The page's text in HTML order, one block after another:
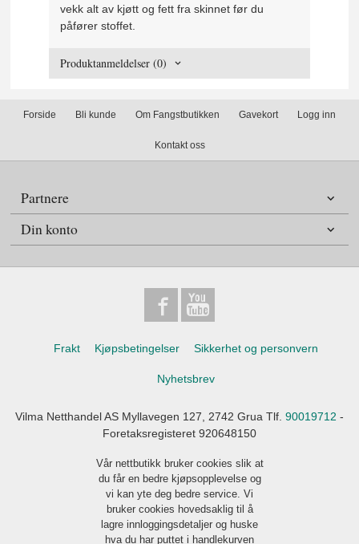
vekk alt av kjøtt og fett fra skinnet før du
påfører stoffet.
Produktanmeldelser (0)
Forside Bli kunde Om Fangstbutikken Gavekort Logg inn
Kontakt oss
Partnere
Din konto
Frakt Kjøpsbetingelser Sikkerhet og personvern
Nyhetsbrev
Vilma Netthandel AS Myllavegen 127, 2742 Grua Tlf. 90019712 -
Foretaksregisteret 920648150
Vår nettbutikk bruker cookies slik at
du får en bedre kjøpsopplevelse og
vi kan yte deg bedre service. Vi
bruker cookies hovedsaklig til å
lagre innloggingsdetaljer og huske
hva du har puttet i handlekurven